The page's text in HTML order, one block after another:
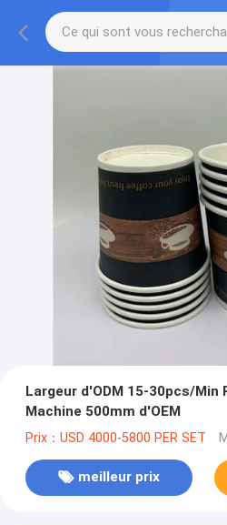
Largeur d'ODM 15-30pcs/Min
Machine 500mm d'OEM
Prix：USD 4000-5800 PER SET
meilleur prix